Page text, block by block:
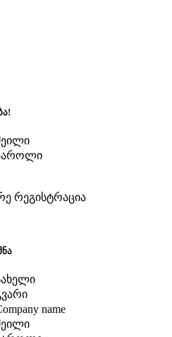
რეგისტრაცია
name